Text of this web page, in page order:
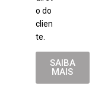
o do
clien
te.
SAIBA
MAIS